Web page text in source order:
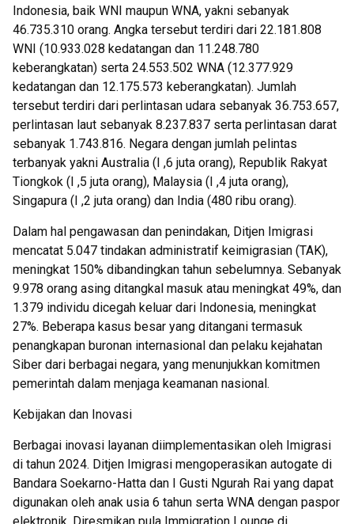
Indonesia, baik WNI maupun WNA, yakni sebanyak
46.735.310 orang. Angka tersebut terdiri dari 22.181.808
WNI (10.933.028 kedatangan dan 11.248.780
keberangkatan) serta 24.553.502 WNA (12.377.929
kedatangan dan 12.175.573 keberangkatan). Jumlah
tersebut terdiri dari perlintasan udara sebanyak 36.753.657,
perlintasan laut sebanyak 8.237.837 serta perlintasan darat
sebanyak 1.743.816. Negara dengan jumlah pelintas
terbanyak yakni Australia (I ,6 juta orang), Republik Rakyat
Tiongkok (I ,5 juta orang), Malaysia (I ,4 juta orang),
Singapura (I ,2 juta orang) dan India (480 ribu orang).
Dalam hal pengawasan dan penindakan, Ditjen Imigrasi
mencatat 5.047 tindakan administratif keimigrasian (TAK),
meningkat 150% dibandingkan tahun sebelumnya. Sebanyak
9.978 orang asing ditangkal masuk atau meningkat 49%, dan
1.379 individu dicegah keluar dari Indonesia, meningkat
27%. Beberapa kasus besar yang ditangani termasuk
penangkapan buronan internasional dan pelaku kejahatan
Siber dari berbagai negara, yang menunjukkan komitmen
pemerintah dalam menjaga keamanan nasional.
Kebijakan dan Inovasi
Berbagai inovasi layanan diimplementasikan oleh Imigrasi
di tahun 2024. Ditjen Imigrasi mengoperasikan autogate di
Bandara Soekarno-Hatta dan I Gusti Ngurah Rai yang dapat
digunakan oleh anak usia 6 tahun serta WNA dengan paspor